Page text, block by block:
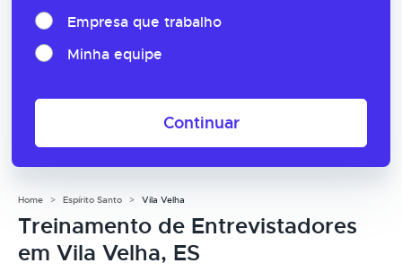
Empresa que trabalho
Minha equipe
Continuar
Home Espírito Santo Vila Velha
Treinamento de Entrevistadores
em Vila Velha, ES